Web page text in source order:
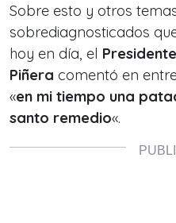
Sobre esto y otros
sobrediagnosticados
hoy en día, el
Piñera comentó en
«en mi tiempo una
santo remedio«.